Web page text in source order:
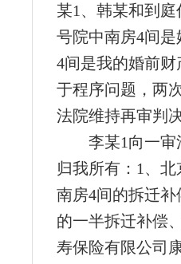
某1、韩某和到
号院中南房4间
4间是我的婚前
于程序问题，两
法院维持再审判决
李某1向一
归我所有：1、
南房4间的拆迁
的一半拆迁补偿
寿保险有限公司